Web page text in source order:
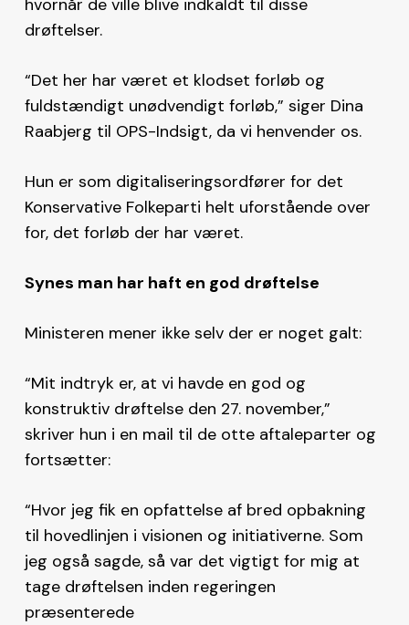
hvornår de ville blive indkaldt til disse
drøftelser.
“Det her har været et klodset forløb og
fuldstændigt unødvendigt forløb,” siger Dina
Raabjerg til OPS-Indsigt, da vi henvender os.
Hun er som digitaliseringsordfører for det
Konservative Folkeparti helt uforstående over
for, det forløb der har været.
Synes man har haft en god drøftelse
Ministeren mener ikke selv der er noget galt:
“Mit indtryk er, at vi havde en god og
konstruktiv drøftelse den 27. november,”
skriver hun i en mail til de otte aftaleparter og
fortsætter:
“Hvor jeg fik en opfattelse af bred opbakning
til hovedlinjen i visionen og initiativerne. Som
jeg også sagde, så var det vigtigt for mig at
tage drøftelsen inden regeringen
præsenterede